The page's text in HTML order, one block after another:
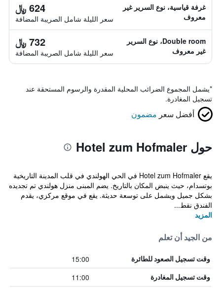
غرفة قياسية، نوع السرير غير
معروف
624 ﷼
سعر الليلة شامل الصريبة المضافة
Double room، نوع السرير
غير معروف
732 ﷼
سعر الليلة شامل الصريبة المضافة
*يشمل المجموع الضرائب المحلية المقدرة والرسوم المستحقة عند
تسجيل المغادرة.
أفضل سعر مضمون
حول Hotel zum Hofmaler
يقع Hotel zum Hofmaler في الحي الهولندي في قلب المدينة التاريخية
بوتسدام، حيث ينبض المكان بالتاريخ. يضم المبنى منزل هولندي تم تجديده
بشكل جميل ويشمل على توسعة حديثة. يقع في موقع مركزي، يقدم
الفندق نقط...
المزيد
من الجيد أن تعلم
وقت تسجيل الصعود للطائرة 15:00
وقت تسجيل المغادرة 11:00